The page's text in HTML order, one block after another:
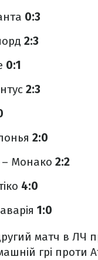
0:3
2:3
0:1
2:3
2:0
Монако 2:2
4:0
1:0
матч в ЛЧ
грі проти